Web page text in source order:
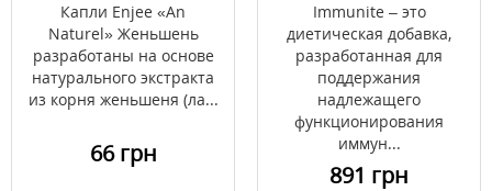
Капли Enjee «An
Naturel» Женьшень
разработаны на основе
натурального экстракта
из корня женьшеня (ла...
66 грн
Immunite – это
диетическая добавка,
разработанная для
поддержания
надлежащего
функционирования
иммун...
891 грн